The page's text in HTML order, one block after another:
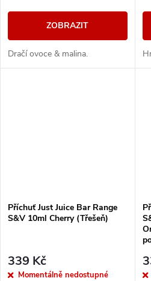
ZOBRAZIT
Dračí ovoce & malina.
Příchuť Just Juice Bar Range
S&V 10ml Cherry (Třešeň)
339 Kč
Momentálně nedostupné